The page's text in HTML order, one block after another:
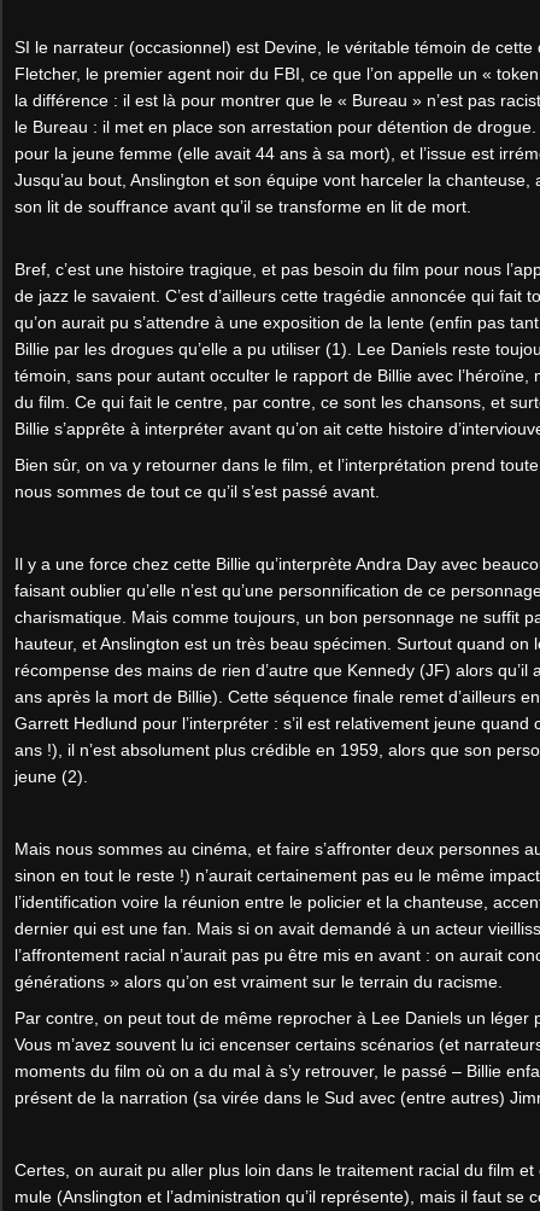
SI le narrateur (occasionnel) est Devine, le véritable témoin de cette
Fletcher, le premier agent noir du FBI, ce que l’on appelle un «
la différence : il est là pour montrer que le « Bureau » n’est pas
le Bureau : il met en place son arrestation pour détention de
pour la jeune femme (elle avait 44 ans à sa mort), et l’issue est
Jusqu’au bout, Anslington et son équipe vont harceler la chanteuse,
son lit de souffrance avant qu’il se transforme en lit de mort.
Bref, c’est une histoire tragique, et pas besoin du film pour nous
de jazz le savaient. C’est d’ailleurs cette tragédie annoncée qui fait
qu’on aurait pu s’attendre à une exposition de la lente (enfin pas
Billie par les drogues qu’elle a pu utiliser (1). Lee Daniels reste
témoin, sans pour autant occulter le rapport de Billie avec l’héroïne,
du film. Ce qui fait le centre, par contre, ce sont les chansons, et
Billie s’apprête à interpréter avant qu’on ait cette histoire
Bien sûr, on va y retourner dans le film, et l’interprétation prend
nous sommes de tout ce qu’il s’est passé avant.
Il y a une force chez cette Billie qu’interprète Andra Day avec
faisant oublier qu’elle n’est qu’une personnification de ce
charismatique. Mais comme toujours, un bon personnage ne suffit
hauteur, et Anslington est un très beau spécimen. Surtout quand on
récompense des mains de rien d’autre que Kennedy (JF) alors qu’il
ans après la mort de Billie). Cette séquence finale remet d’ailleurs
Garrett Hedlund pour l’interpréter : s’il est relativement jeune quand
ans !), il n’est absolument plus crédible en 1959, alors que son
jeune (2).
Mais nous sommes au cinéma, et faire s’affronter deux personnes
sinon en tout le reste !) n’aurait certainement pas eu le même
l’identification voire la réunion entre le policier et la chanteuse,
dernier qui est une fan. Mais si on avait demandé à un acteur
l’affrontement racial n’aurait pas pu être mis en avant : on aurait
générations » alors qu’on est vraiment sur le terrain du racisme.
Par contre, on peut tout de même reprocher à Lee Daniels un léger
Vous m’avez souvent lu ici encenser certains scénarios (et
moments du film où on a du mal à s’y retrouver, le passé – Billie
présent de la narration (sa virée dans le Sud avec (entre autres)
Certes, on aurait pu aller plus loin dans le traitement racial du film
mule (Anslington et l’administration qu’il représente), mais il faut se